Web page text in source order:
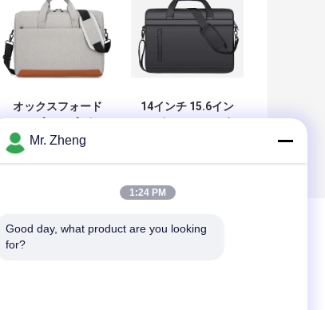
オックスフォード
ネス バッグ 耐久性
旅行 日用 オフィス
14インチ 15.6イン
Mr. Zheng
1:24 PM
Good day, what product are you looking
for?